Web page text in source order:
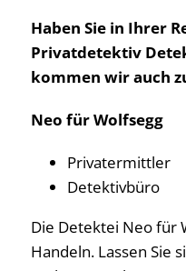
Haben Sie in Ihrer
Privatdetektiv
kommen wir auch
Neo für Wolfsegg
Privatermittler
Detektivbüro
Die Detektei Neo für
Handeln. Lassen Sie